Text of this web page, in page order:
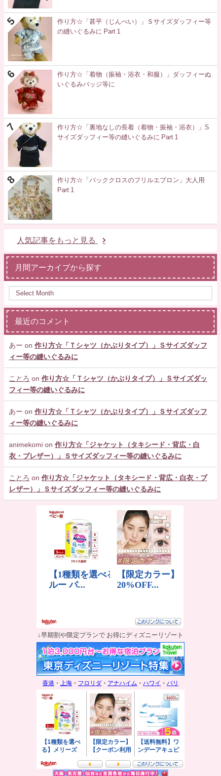
作り方☆「甚平（じんべい）」Ｓサイズダッフィー等
の縫いぐるみに Part 1
作り方☆「着物（振袖・浴衣・和服）」ダッフィーぬ
いぐるみバッジ等に
作り方☆「裏地なしの長着（着物・振袖・浴衣）」S
サイズダッフィー等の縫いぐるみに Part 1
作り方☆「バッククロスのフリルエプロン」大人用
Part 1
人気記事をもっと見る
月間アーカイブから探す
最近のコメント
あー on 作り方☆「Ｔシャツ（かぶりタイプ）」Ｓサイズダッフ
ィー等の縫いぐるみに
ことろ on 作り方☆「Ｔシャツ（かぶりタイプ）」Ｓサイズダッ
フィー等の縫いぐるみに
あー on 作り方☆「Ｔシャツ（かぶりタイプ）」Ｓサイズダッフ
ィー等の縫いぐるみに
animekomi on 作り方☆「ジャケット（タキシード・背広・白
衣・ブレザー）」Ｓサイズダッフィー等の縫いぐるみに
ことろ on 作り方☆「ジャケット（タキシード・背広・白衣・ブ
レザー）」Ｓサイズダッフィー等の縫いぐるみに
↓早期割や限定プランで お得にディズニーリゾート
香港 ・ 上海 ・ フロリダ ・ アナハイム ・ ハワイ ・ パリ